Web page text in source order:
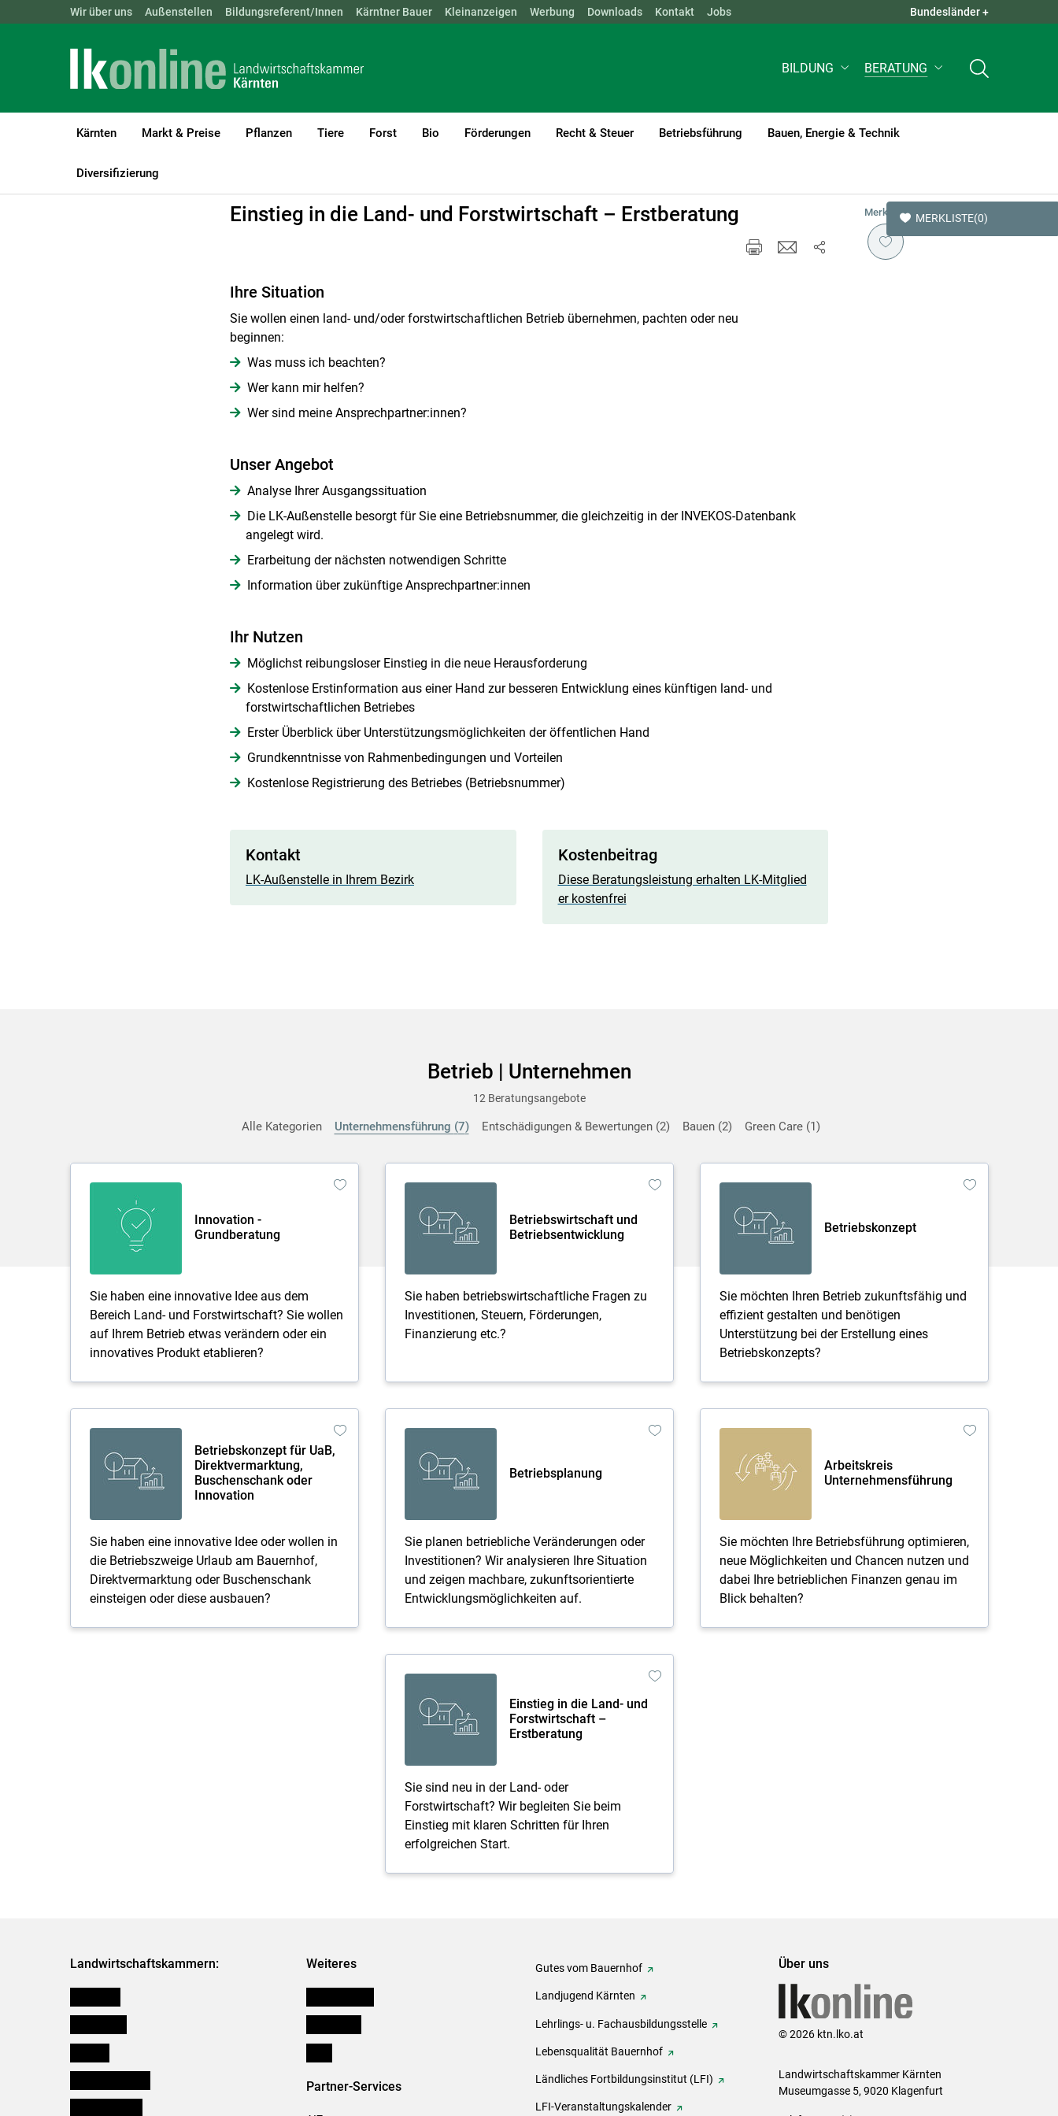
Landwirtschaftskammern: ÖSTERREICH BGLD KTN NÖ OÖ SBG STMK TIROL VBG WIEN QUICK LINKS +
Wir über uns Außenstellen Bildungsreferent/Innen Kärntner Bauer Kleinanzeigen Werbung Downloads Kontakt Jobs Bundesländer +
BILDUNG BERATUNG
Kärnten Markt & Preise Pflanzen Tiere Forst Bio Förderungen Recht & Steuer Betriebsführung Bauen, Energie & Technik
Diversifizierung
LK Kärnten Beratung
Merken
Einstieg in die Land- und Forstwirtschaft – Erstberatung MERKLISTE(0)
Ihre Situation
Sie wollen einen land- und/oder forstwirtschaftlichen Betrieb übernehmen, pachten oder neu
beginnen:
Was muss ich beachten?
Wer kann mir helfen?
Wer sind meine Ansprechpartner:innen?
Unser Angebot
Analyse Ihrer Ausgangssituation
Die LK-Außenstelle besorgt für Sie eine Betriebsnummer, die gleichzeitig in der INVEKOS-Datenbank
angelegt wird.
Erarbeitung der nächsten notwendigen Schritte
Information über zukünftige Ansprechpartner:innen
Ihr Nutzen
Möglichst reibungsloser Einstieg in die neue Herausforderung
Kostenlose Erstinformation aus einer Hand zur besseren Entwicklung eines künftigen land- und
forstwirtschaftlichen Betriebes
Erster Überblick über Unterstützungsmöglichkeiten der öffentlichen Hand
Grundkenntnisse von Rahmenbedingungen und Vorteilen
Kostenlose Registrierung des Betriebes (Betriebsnummer)
Kontakt
LK-Außenstelle in Ihrem Bezirk
Kostenbeitrag
Diese Beratungsleistung erhalten LK-Mitglied
er kostenfrei
Betrieb | Unternehmen
12 Beratungsangebote
Alle Kategorien Unternehmensführung 7 Entschädigungen & Bewertungen 2 Bauen 2 Green Care 1
Innovation -
Grundberatung
Sie haben eine innovative Idee aus dem
Bereich Land- und Forstwirtschaft? Sie wollen
auf Ihrem Betrieb etwas verändern oder ein
innovatives Produkt etablieren?
Betriebswirtschaft und
Betriebsentwicklung
Sie haben betriebswirtschaftliche Fragen zu
Investitionen, Steuern, Förderungen,
Finanzierung etc.?
Betriebskonzept
Sie möchten Ihren Betrieb zukunftsfähig und
effizient gestalten und benötigen
Unterstützung bei der Erstellung eines
Betriebskonzepts?
Betriebskonzept für UaB,
Direktvermarktung,
Buschenschank oder
Innovation
Sie haben eine innovative Idee oder wollen in
die Betriebszweige Urlaub am Bauernhof,
Direktvermarktung oder Buschenschank
einsteigen oder diese ausbauen?
Betriebsplanung
Sie planen betriebliche Veränderungen oder
Investitionen? Wir analysieren Ihre Situation
und zeigen machbare, zukunftsorientierte
Entwicklungsmöglichkeiten auf.
Arbeitskreis
Unternehmensführung
Sie möchten Ihre Betriebsführung optimieren,
neue Möglichkeiten und Chancen nutzen und
dabei Ihre betrieblichen Finanzen genau im
Blick behalten?
Einstieg in die Land- und
Forstwirtschaft –
Erstberatung
Sie sind neu in der Land- oder
Forstwirtschaft? Wir begleiten Sie beim
Einstieg mit klaren Schritten für Ihren
erfolgreichen Start.
Landwirtschaftskammern: Weiteres
Partner-Services
Gutes vom Bauernhof
Landjugend Kärnten
Lehrlings- u. Fachausbildungsstelle
Lebensqualität Bauernhof
Ländliches Fortbildungsinstitut (LFI)
LFI-Veranstaltungskalender
Über uns
© 2026 ktn.lko.at
Landwirtschaftskammer Kärnten
Museumgasse 5, 9020 Klagenfurt